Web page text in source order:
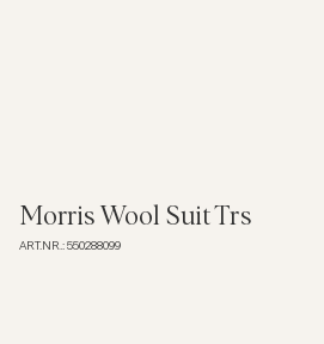
Skjorter
Morris Wool Suit Trs
ART.NR.: 550288099